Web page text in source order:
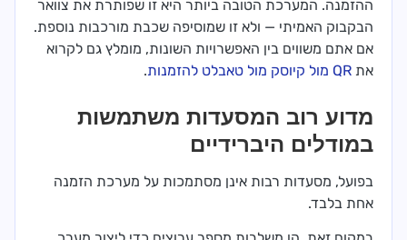
ההזמנה. המערכת הטובה ביותר היא זו שפותרת את צוואר
הבקבוק האמיתי — ולא זו שמוסיפה שכבת מורכבות נוספת.
אם אתם משווים בין האפשרויות השונות, מומלץ גם לקרוא
את QR מול קיוסק מול טאבלט להזמנות .
מדוע רוב המסעדות משתמשות
במודלים היברידיים
בפועל, מסעדות רבות אינן מסתמכות על מערכת הזמנה
אחת בלבד.